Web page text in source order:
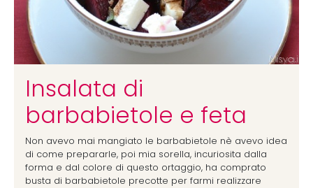
Insalata di
barbabietole e feta
Non avevo mai mangiato le barbabietole nè avevo idea
di come prepararle, poi mia sorella, incuriosita dalla
forma e dal colore di questo ortaggio, ha comprato
busta di barbabietole precotte per farmi realizzare